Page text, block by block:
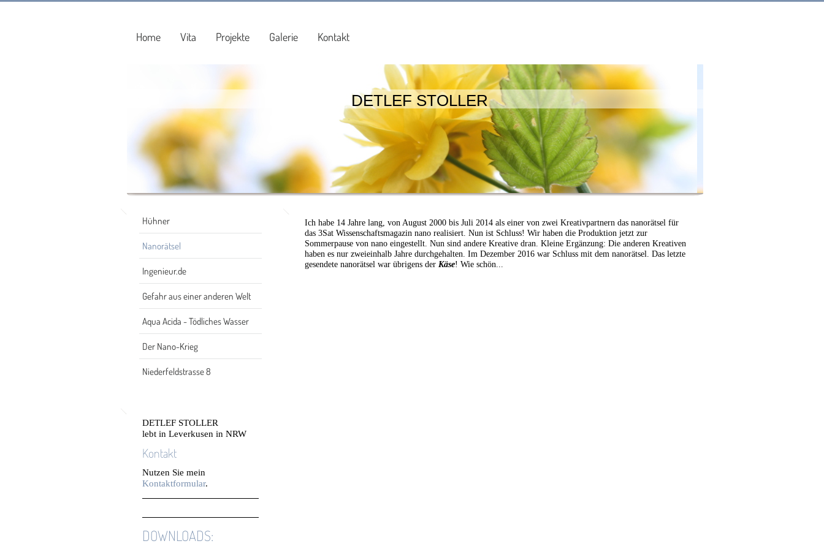
Home Vita Projekte Galerie Kontakt
DETLEF STOLLER
Hühner
Nanorätsel
Ingenieur.de
Gefahr aus einer anderen Welt
Aqua Acida - Tödliches Wasser
Der Nano-Krieg
Niederfeldstrasse 8
DETLEF STOLLER
lebt in Leverkusen in NRW
Kontakt
Nutzen Sie mein
Kontaktformular.
DOWNLOADS:
Ich habe 14 Jahre lang, von August 2000 bis Juli 2014 als einer von zwei Kreativpartnern das nanorätsel für
das 3Sat Wissenschaftsmagazin nano realisiert. Nun ist Schluss! Wir haben die Produktion jetzt zur
Sommerpause von nano eingestellt. Nun sind andere Kreative dran. Kleine Ergänzung: Die anderen Kreativen
haben es nur zweieinhalb Jahre durchgehalten. Im Dezember 2016 war Schluss mit dem nanorätsel. Das letzte
gesendete nanorätsel war übrigens der Käse! Wie schön...